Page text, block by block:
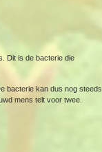
Dit is de bacterie die
bacterie kan dus nog steeds
mens telt voor twee.